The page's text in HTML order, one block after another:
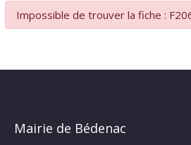
Impossible de trouver la fiche :
Mairie de Bédenac